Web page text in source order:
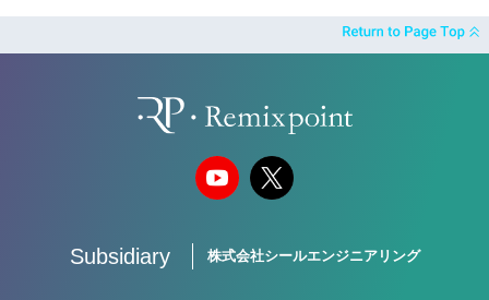
Subsidiary 株式会社シールエンジニアリング